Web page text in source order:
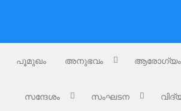
പൂമുഖം അനുഭവം ആരോഗ്യം
സന്ദേശം സംഘടന